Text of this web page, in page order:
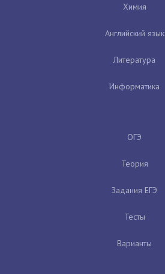
Химия
Английский язык
Литература
Информатика
ОГЭ
Теория
Задания ЕГЭ
Тесты
Варианты